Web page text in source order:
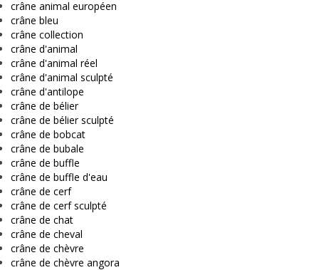
crâne animal européen
crâne bleu
crâne collection
crâne d'animal
crâne d'animal réel
crâne d'animal sculpté
crâne d'antilope
crâne de bélier
crâne de bélier sculpté
crâne de bobcat
crâne de bubale
crâne de buffle
crâne de buffle d'eau
crâne de cerf
crâne de cerf sculpté
crâne de chat
crâne de cheval
crâne de chèvre
crâne de chèvre angora